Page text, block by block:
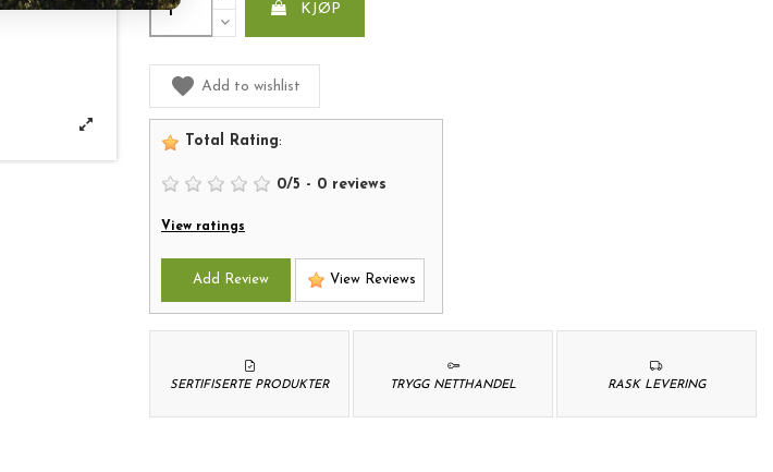
KJØP
Add to wishlist
Total Rating:
0/5 - 0 reviews
View ratings
Add Review View Reviews
RASK LEVERING
TRYGG NETTHANDEL
SERTIFISERTE PRODUKTER